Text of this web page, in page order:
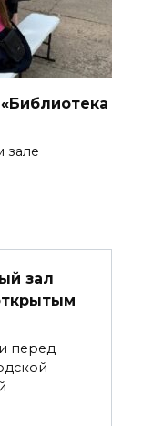
зале
зал
перед